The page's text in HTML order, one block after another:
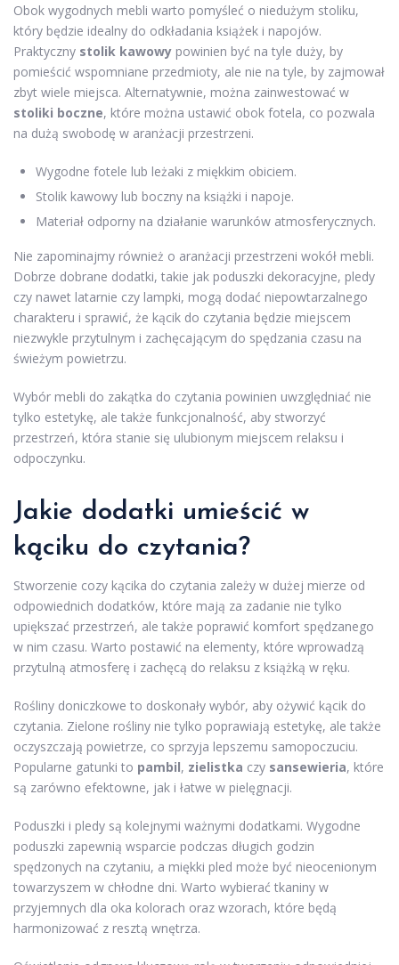
Obok wygodnych mebli warto pomyśleć o niedużym stoliku,
który będzie idealny do odkładania książek i napojów.
Praktyczny stolik kawowy powinien być na tyle duży, by
pomieścić wspomniane przedmioty, ale nie na tyle, by zajmował
zbyt wiele miejsca. Alternatywnie, można zainwestować w
stoliki boczne, które można ustawić obok fotela, co pozwala
na dużą swobodę w aranżacji przestrzeni.
Wygodne fotele lub leżaki z miękkim obiciem.
Stolik kawowy lub boczny na książki i napoje.
Materiał odporny na działanie warunków atmosferycznych.
Nie zapominajmy również o aranżacji przestrzeni wokół mebli.
Dobrze dobrane dodatki, takie jak poduszki dekoracyjne, pledy
czy nawet latarnie czy lampki, mogą dodać niepowtarzalnego
charakteru i sprawić, że kącik do czytania będzie miejscem
niezwykle przytulnym i zachęcającym do spędzania czasu na
świeżym powietrzu.
Wybór mebli do zakątka do czytania powinien uwzględniać nie
tylko estetykę, ale także funkcjonalność, aby stworzyć
przestrzeń, która stanie się ulubionym miejscem relaksu i
odpoczynku.
Jakie dodatki umieścić w
kąciku do czytania?
Stworzenie cozy kącika do czytania zależy w dużej mierze od
odpowiednich dodatków, które mają za zadanie nie tylko
upiększać przestrzeń, ale także poprawić komfort spędzanego
w nim czasu. Warto postawić na elementy, które wprowadzą
przytulną atmosferę i zachęcą do relaksu z książką w ręku.
Rośliny doniczkowe to doskonały wybór, aby ożywić kącik do
czytania. Zielone rośliny nie tylko poprawiają estetykę, ale także
oczyszczają powietrze, co sprzyja lepszemu samopoczuciu.
Popularne gatunki to pambil, zielistka czy sansewieria, które
są zarówno efektowne, jak i łatwe w pielęgnacji.
Poduszki i pledy są kolejnymi ważnymi dodatkami. Wygodne
poduszki zapewnią wsparcie podczas długich godzin
spędzonych na czytaniu, a miękki pled może być nieocenionym
towarzyszem w chłodne dni. Warto wybierać tkaniny w
przyjemnych dla oka kolorach oraz wzorach, które będą
harmonizować z resztą wnętrza.